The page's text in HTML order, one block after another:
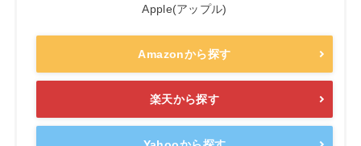
Apple(アップル)
Amazonから探す
楽天から探す